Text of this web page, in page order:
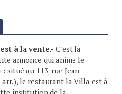
à la vente.- C’est la
annonce qui anime le
situé au 113, rue Jean-
arr.), le restaurant la Villa est à